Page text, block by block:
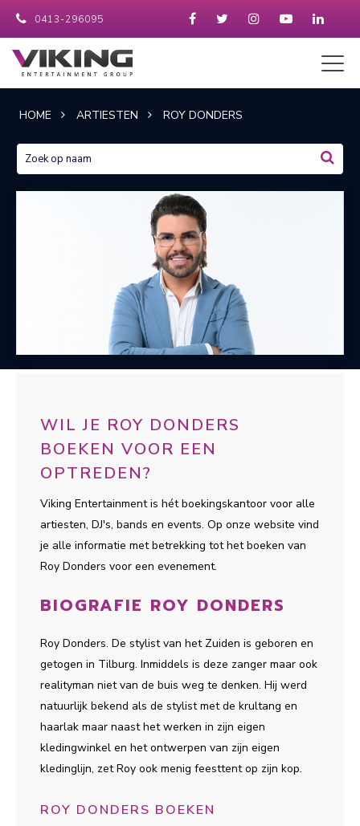
0413-296095
HOME ARTIESTEN ROY DONDERS
WIL JE ROY DONDERS
BOEKEN VOOR EEN
OPTREDEN?
Viking Entertainment is hét boekingskantoor voor alle
artiesten, DJ's, bands en events. Op onze website vind
je alle informatie met betrekking tot het boeken van
Roy Donders voor een evenement.
BIOGRAFIE ROY DONDERS
Roy Donders. De stylist van het Zuiden is geboren en
getogen in Tilburg. Inmiddels is deze zanger maar ook
realityman niet van de buis weg te denken. Hij werd
natuurlijk bekend als de stylist met de krultang en
haarlak maar naast het werken in zijn eigen
kledingwinkel en het ontwerpen van zijn eigen
kledinglijn, zet Roy ook menig feesttent op zijn kop.
ROY DONDERS BOEKEN